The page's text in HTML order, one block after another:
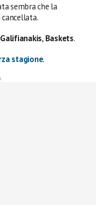
sembra che la
, Baskets.
stagione.